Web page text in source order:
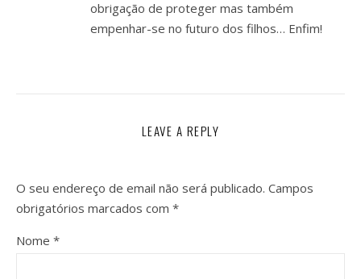
obrigação de proteger mas também
empenhar-se no futuro dos filhos… Enfim!
LEAVE A REPLY
O seu endereço de email não será publicado. Campos
obrigatórios marcados com *
Nome *